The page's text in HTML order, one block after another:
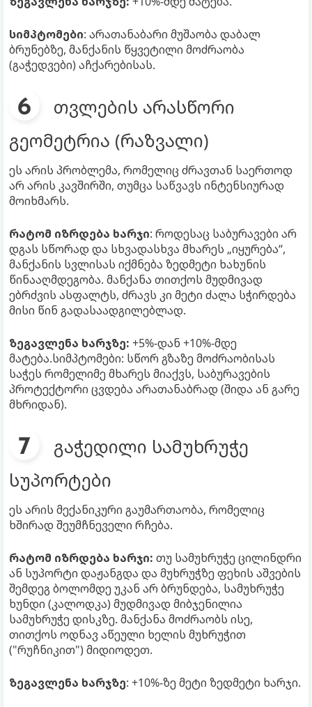
სიმპტომები: არათანაბარი მუშაობა დაბალ
ბრუნებზე, მანქანის წყვეტილი მოძრაობა
(გაჭედვები) აჩქარებისას.
თვლების არასწორი
გეომეტრია (რაზვალი)
ეს არის პრობლემა, რომელიც ძრავთან საერთოდ
არ არის კავშირში, თუმცა საწვავს ინტენსიურად
მოიხმარს.
რატომ იზრდება ხარჯი: როდესაც საბურავები არ
დგას სწორად და სხვადასხვა მხარეს „იყურება“,
მანქანის სვლისას იქმნება ზედმეტი ხახუნის
წინააღმდეგობა. მანქანა თითქოს მუდმივად
ებრძვის ასფალტს, ძრავს კი მეტი ძალა სჭირდება
მისი წინ გადასაადგილებლად.
ზეგავლენა ხარჯზე: +5%-დან +10%-მდე
მატება.სიმპტომები: სწორ გზაზე მოძრაობისას
საჭეს რომელიმე მხარეს მიაქვს, საბურავების
პროტექტორი ცვდება არათანაბრად (შიდა ან გარე
მხრიდან).
გაჭედილი სამუხრუჭე
სუპორტები
ეს არის მექანიკური გაუმართაობა, რომელიც
ხშირად შეუმჩნეველი რჩება.
რატომ იზრდება ხარჯი: თუ სამუხრუჭე ცილინდრი
ან სუპორტი დაჟანგდა და მუხრუჭზე ფეხის აშვების
შემდეგ ბოლომდე უკან არ ბრუნდება, სამუხრუჭე
ხუნდი (კალოდკა) მუდმივად მიბჯენილია
სამუხრუჭე დისკზე. მანქანა მოძრაობს ისე,
თითქოს ოდნავ აწეული ხელის მუხრუჭით
("რუჩნიკით") მიდიოდეთ.
ზეგავლენა ხარჯზე: +10%-ზე მეტი ზედმეტი ხარჯი.